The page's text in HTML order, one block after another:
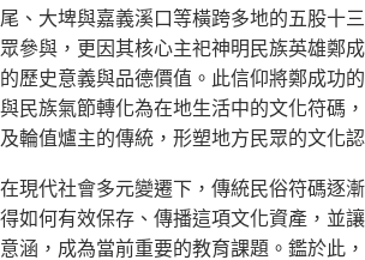
尾、大埤與嘉義溪口等橫跨多地的五股十
眾參與，更因其核心主祀神明民族英雄鄭
的歷史意義與品德價值。此信仰將鄭成功
與民族氣節轉化為在地生活中的文化符碼
及輪值爐主的傳統，形塑地方民眾的文化
在現代社會多元變遷下，傳統民俗符碼逐
得如何有效保存、傳播這項文化資產，並
意涵，成為當前重要的教育課題。鑑於此